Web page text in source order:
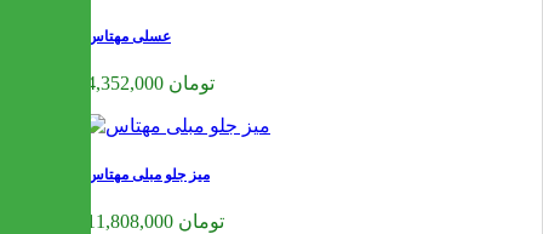
عسلی مهتاس
4,352,000 تومان
میز جلو مبلی مهتاس
11,808,000 تومان